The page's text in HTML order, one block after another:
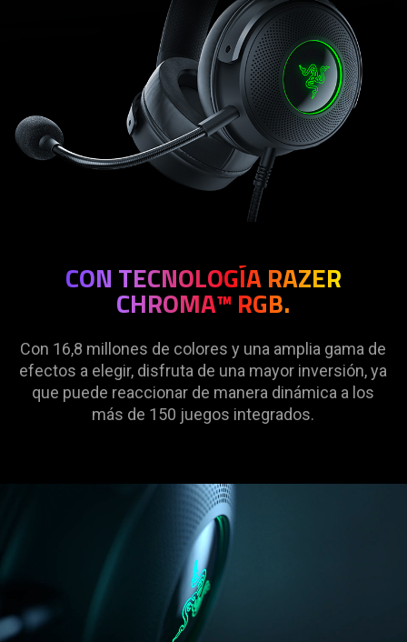
CON TECNOLOGÍA RAZER
CHROMA™ RGB.
Con 16,8 millones de colores y una amplia gama de
efectos a elegir, disfruta de una mayor inversión, ya
que puede reaccionar de manera dinámica a los
más de 150 juegos integrados.